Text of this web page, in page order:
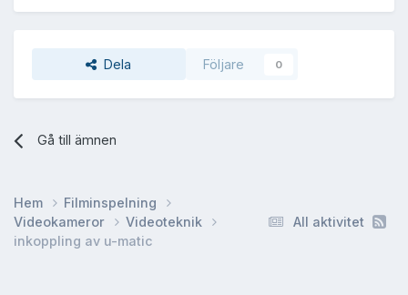
Dela Följare 0
Gå till ämnen
All aktivitet
Hem
Filminspelning
Videokameror
Videoteknik
inkoppling av u-matic